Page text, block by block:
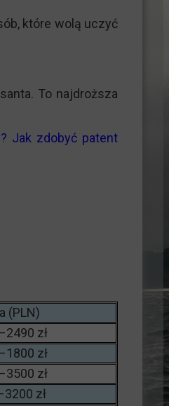
które wolą uczyć
To najdroższa
Jak zdobyć patent
(PLN)
zł
zł
zł
zł